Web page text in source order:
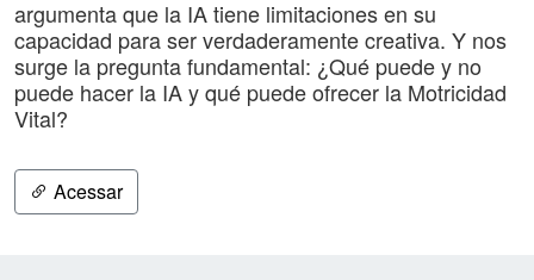
argumenta que la IA tiene limitaciones en su
capacidad para ser verdaderamente creativa. Y nos
surge la pregunta fundamental: ¿Qué puede y no
puede hacer la IA y qué puede ofrecer la Motricidad
Vital?
Acessar